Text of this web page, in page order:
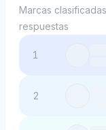
Marcas
respuestas
1
2